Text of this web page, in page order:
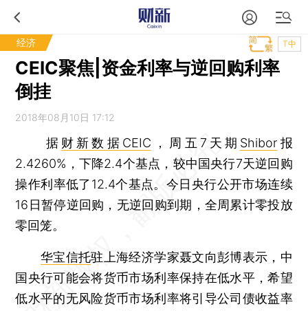
经济 T中
CEIC聚焦|资金利率与逆回购利率
倒挂
2018年08月10日 17:12
据 财新数据CEIC ，周五7天期 Shibor 报
2.4260%，下降2.4个基点，较中国央行7天逆回购
操作利率低了12.4个基点。今日央行公开市场连续
16日暂停逆回购，无逆回购到期，全周累计零投放
零回笼。
华宝信托驻上海经济学家聂文向彭博表示，中
国央行可能会将货币市场利率保持在低水平，希望
低水平的无风险货币市场利率将引导公司债收益率